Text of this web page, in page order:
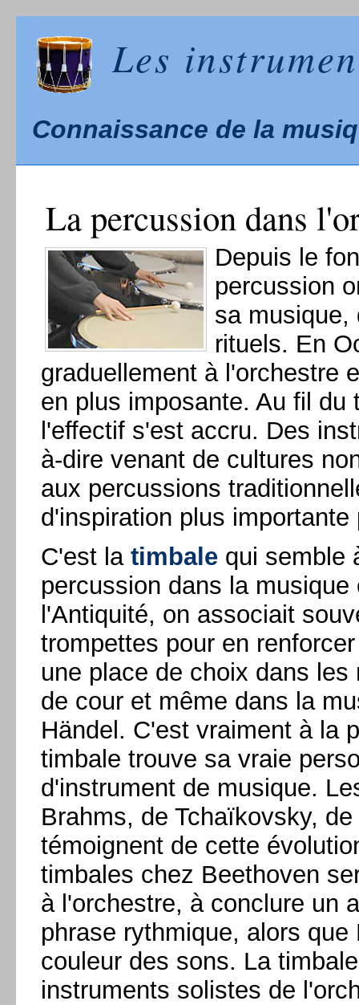
Les
Connaissance de la
La percussion dans
Depuis le
percussion
sa musique,
rituels. En
graduellement à l'orchestre
en plus imposante. Au fil
l'effectif s'est accru. Des
à-dire venant de cultures
aux percussions
d'inspiration plus
C'est la timbalequi semble
percussion dans la
l'Antiquité, on associait
trompettes pour en
une place de choix dans
de cour et même dans la
Händel. C'est vraiment à la
timbale trouve sa vraie
d'instrument de musique.
Brahms, de Tchaïkovsky,
témoignent de cette
timbales chez Beethoven
à l'orchestre, à conclure un
phrase rythmique, alors
couleur des sons. La
instruments solistes de